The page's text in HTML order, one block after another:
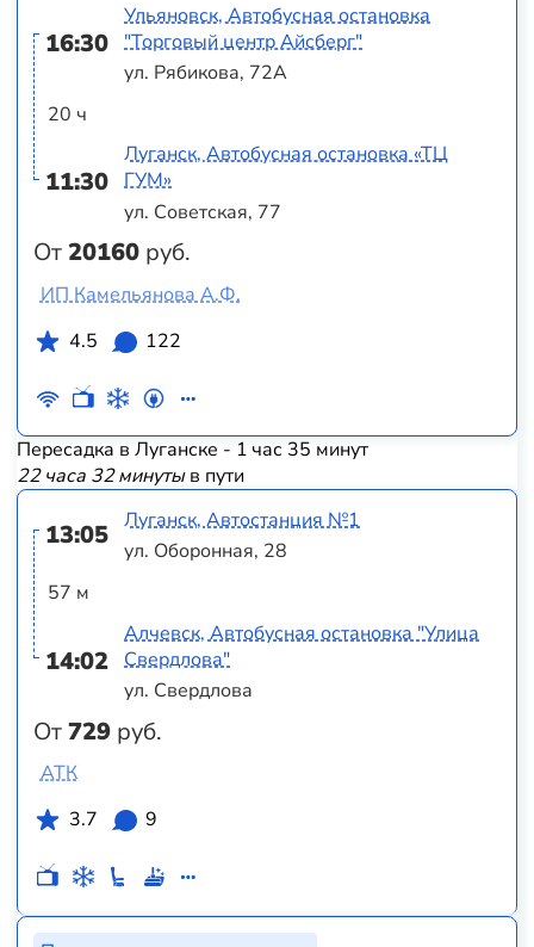
16:30
20 ч
11:30
От20160 руб.
Ульяновск, Автобусная остановка
"Торговый центр Айсберг"
ул. Рябикова, 72А
Луганск, Автобусная остановка «ТЦ
ГУМ»
ул. Советская, 77
ИП Камельянова А.Ф.
4.5
122
Пересадка в Луганске - 1 час 35 минут
22 часа 32 минутыв пути
13:05
57 м
14:02
От729 руб.
Луганск, Автостанция №1
ул. Оборонная, 28
Алчевск, Автобусная остановка "Улица
Свердлова"
ул. Свердлова
АТК
3.7
9